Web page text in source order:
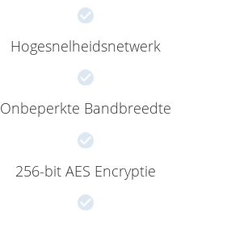
Hogesnelheidsnetwerk
Onbeperkte Bandbreedte
256-bit AES Encryptie